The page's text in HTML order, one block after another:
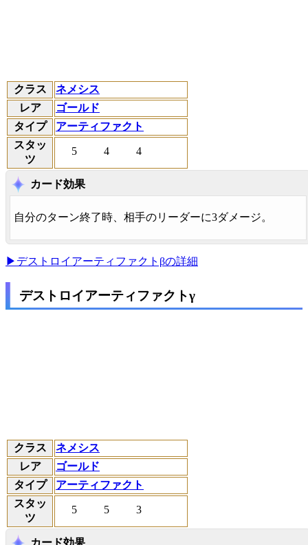
クラス
ネメシス
レア
ゴールド
タイプ
アーティファクト
スタッ
ツ
5 4 4
カード効果
自分のターン終了時、相手のリーダーに3ダメージ。
▶デストロイアーティファクトβの詳細
デストロイアーティファクトγ
クラス
ネメシス
レア
ゴールド
タイプ
アーティファクト
スタッ
ツ
5 5 3